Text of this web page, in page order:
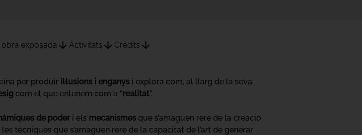
obra exposada Activitats Crèdits
per produir il·lusions i enganys i explora com, al llarg de la seva
com el que entenem com a “realitat”.
de poder i els mecanismes que s’amaguen rere de la creació
tècniques que s’amaguen rere de la capacitat de l’art de generar